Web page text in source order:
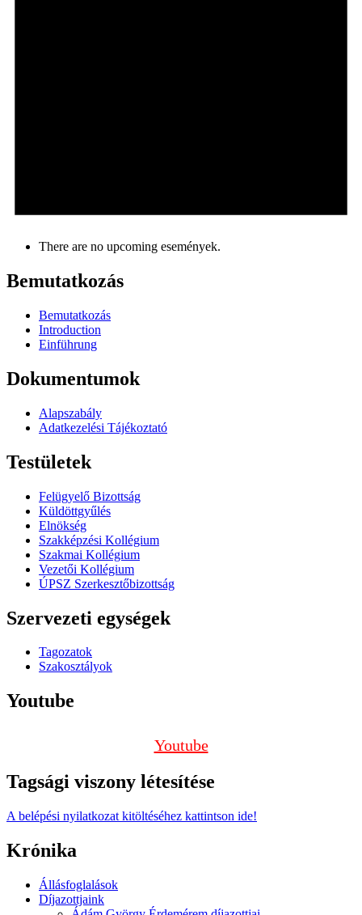
There are no upcoming események.
Bemutatkozás
Bemutatkozás
Introduction
Einführung
Dokumentumok
Alapszabály
Adatkezelési Tájékoztató
Testületek
Felügyelő Bizottság
Küldöttgyűlés
Elnökség
Szakképzési Kollégium
Szakmai Kollégium
Vezetői Kollégium
ÚPSZ Szerkesztőbizottság
Szervezeti egységek
Tagozatok
Szakosztályok
Youtube
Youtube
Tagsági viszony létesítése
A belépési nyilatkozat kitöltéséhez kattintson ide!
Krónika
Állásfoglalások
Díjazottjaink